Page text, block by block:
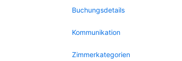
Buchungsdetails
Kommunikation
Zimmerkategorien